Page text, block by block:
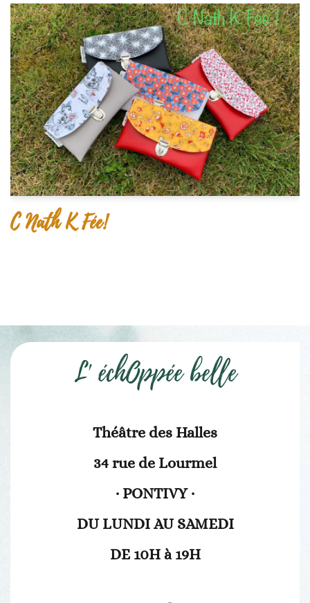
C Nath K Fée!
L' échOppée belle
Théâtre des Halles
34 rue de Lourmel
· PONTIVY ·
DU LUNDI AU SAMEDI
DE 10H à 19H